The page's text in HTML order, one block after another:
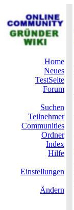
Home
Neues
TestSeite
Forum
Suchen
Teilnehmer
Communities
Ordner
Index
Hilfe
Einstellungen
Ändern